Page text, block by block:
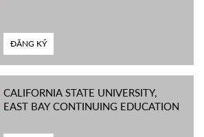
ĐĂNG KÝ
CALIFORNIA STATE UNIVERSITY,
EAST BAY CONTINUING EDUCATION